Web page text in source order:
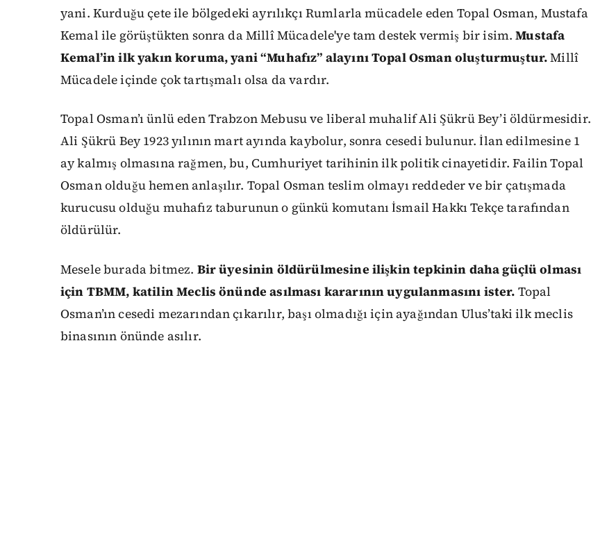
yani. Kurduğu çete ile bölgedeki ayrılıkçı Rumlarla mücadele eden Topal Osman, Mustafa
Kemal ile görüştükten sonra da Millî Mücadele'ye tam destek vermiş bir isim.Mustafa
Kemal’in ilk yakın koruma, yani “Muhafız” alayını Topal Osman oluşturmuştur.Millî
Mücadele içinde çok tartışmalı olsa da vardır.
Topal Osman’ı ünlü eden Trabzon Mebusu ve liberal muhalif Ali Şükrü Bey’i öldürmesidir.
Ali Şükrü Bey 1923 yılının mart ayında kaybolur, sonra cesedi bulunur. İlan edilmesine 1
ay kalmış olmasına rağmen, bu, Cumhuriyet tarihinin ilk politik cinayetidir. Failin Topal
Osman olduğu hemen anlaşılır. Topal Osman teslim olmayı reddeder ve bir çatışmada
kurucusu olduğu muhafız taburunun o günkü komutanı İsmail Hakkı Tekçe tarafından
öldürülür.
Mesele burada bitmez. Bir üyesinin öldürülmesine ilişkin tepkinin daha güçlü olması
için TBMM, katilin Meclis önünde asılması kararının uygulanmasını ister. Topal
Osman’ın cesedi mezarından çıkarılır, başı olmadığı için ayağından Ulus’taki ilk meclis
binasının önünde asılır.